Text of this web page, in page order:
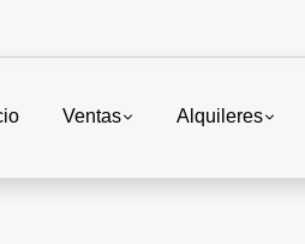
Ventas Alquileres